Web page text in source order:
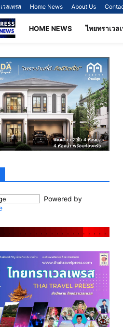
วลเพรส Home News About Us
HOME NEWS ไทยทราเวล
Powered by
. . . . . . . . . . . . . . . . . . . .